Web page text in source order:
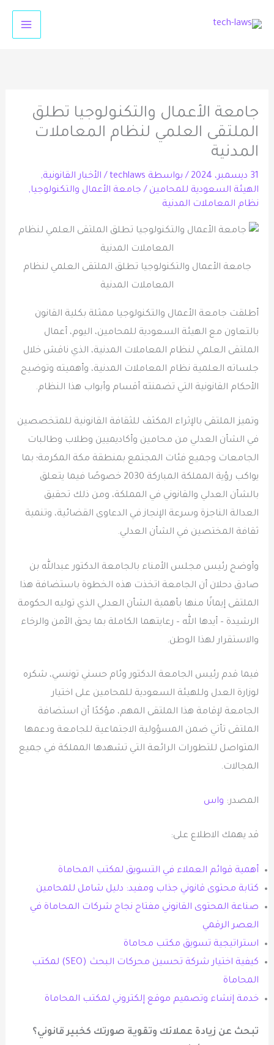
جامعة الأعمال والتكنولوجيا تطلق
الملتقى العلمي لنظام المعاملات
المدنية
31 ديسمبر، 2024 / بواسطة techlaws
/ الأخبار القانونية,
الهيئة السعودية للمحامين / جامعة الأعمال والتكنولوجيا,
نظام المعاملات المدنية
جامعة الأعمال والتكنولوجيا تطلق الملتقى العلمي لنظام
المعاملات المدنية
أطلقت جامعة الأعمال والتكنولوجيا ممثلة بكلية القانون
بالتعاون مع الهيئة السعودية للمحامين، اليوم، أعمال
الملتقى العلمي لنظام المعاملات المدنية، الذي ناقش خلال
جلساته العلمية نظام المعاملات المدنية، وأهميته وتوضيح
الأحكام القانونية التي تضمنته أقسام وأبواب هذا النظام.
وتميز الملتقى بالإثراء المكثف للثقافة القانونية للمتخصصين
في الشأن العدلي من محامين وأكاديميين وطلاب وطالبات
الجامعات وجميع فئات المجتمع بمنطقة مكة المكرمة؛ بما
يواكب رؤية المملكة المباركة 2030 خصوصًا فيما يتعلق
بالشأن العدلي والقانوني في المملكة، ومن ذلك تحقيق
العدالة الناجزة وسرعة الإنجاز في الدعاوى القضائية، وتنمية
ثقافة المختصين في الشأن العدلي.
وأوضح رئيس مجلس الأمناء بالجامعة الدكتور عبدالله بن
صادق دحلان أن الجامعة اتخذت هذه الخطوة باستضافة هذا
الملتقى إيمانًا منها بأهمية الشأن العدلي الذي توليه الحكومة
الرشيدة – أيدها الله – رعايتهما الكاملة بما يحق الأمن والرخاء
والاستقرار لهذا الوطن.
فيما قدم رئيس الجامعة الدكتور وئام حسني تونسي، شكره
لوزارة العدل وللهيئة السعودية للمحامين على اختيار
الجامعة لإقامة هذا الملتقى المهم، مؤكدًا أن استضافة
الملتقى تأتي ضمن المسؤولية الاجتماعية للجامعة ودعمها
المتواصل للتطورات الرائعة التي تشهدها المملكة في جميع
المجالات.
المصدر: واس
قد يهمك الاطلاع على:
أهمية قوائم العملاء في التسويق لمكتب المحاماة
كتابة محتوى قانوني جذاب ومفيد: دليل شامل للمحامين
صناعة المحتوى القانوني مفتاح نجاح شركات المحاماة في
العصر الرقمي
استراتيجية تسويق مكتب محاماة
كيفية اختيار شركة تحسين محركات البحث (SEO) لمكتب
المحاماة
خدمة إنشاء وتصميم موقع إلكتروني لمكتب المحاماة
تبحث عن زيادة عملائك وتقوية صورتك كخبير قانوني؟